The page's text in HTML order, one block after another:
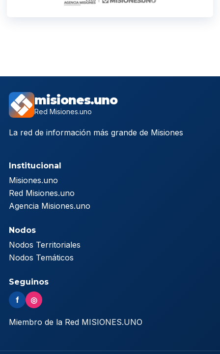
misiones.uno
Red Misiones.uno
La red de información más grande de Misiones
Institucional
Misiones.uno
Red Misiones.uno
Agencia Misiones.uno
Nodos
Nodos Territoriales
Nodos Temáticos
Seguinos
f ◎
Miembro de la Red MISIONES.UNO